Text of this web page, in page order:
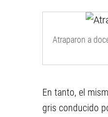
Atraparon a
En tanto, el
gris conducido